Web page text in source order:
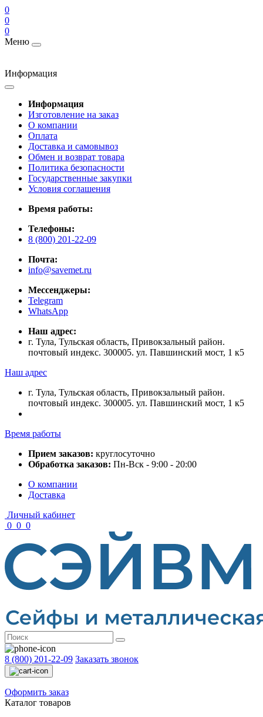
0
0
0
Меню
Информация
Информация
Изготовление на заказ
О компании
Оплата
Доставка и самовывоз
Обмен и возврат товара
Политика безопасности
Государственные закупки
Условия соглашения
Время работы:
Телефоны:
8 (800) 201-22-09
Почта:
info@savemet.ru
Мессенджеры:
Telegram
WhatsApp
Наш адрес:
г. Тула, Тульская область, Привокзальный район.
почтовый индекс. 300005. ул. Павшинский мост, 1 к5
Наш адрес
г. Тула, Тульская область, Привокзальный район.
почтовый индекс. 300005. ул. Павшинский мост, 1 к5
Время работы
Прием заказов: круглосуточно
Обработка заказов: Пн-Вск - 9:00 - 20:00
О компании
Доставка
Личный кабинет
0 0 0
8 (800) 201-22-09 Заказать звонок
Оформить заказ
Каталог товаров